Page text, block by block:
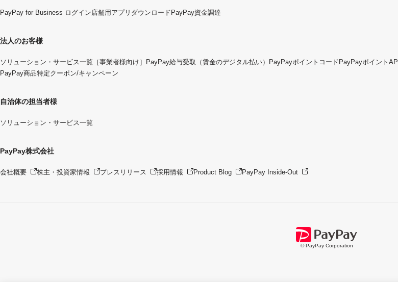
PayPay for Business ログイン店舗用アプリダウンロード PayPay資金調達
法人のお客様
ソリューション・サービス一覧 ［事業者様向け］PayPay給与受取（賃金のデジタル払い） PayPayポイントコード PayPayポイントAPI
PayPay商品特定クーポン/キャンペーン
自治体の担当者様
ソリューション・サービス一覧
PayPay株式会社
会社概要 株主・投資家情報 プレスリリース 採用情報 Product Blog PayPay Inside-Out
© PayPay Corporation